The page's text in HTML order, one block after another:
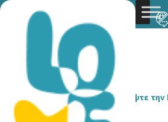
You are here:Home»Ανακαλύψτε
» IL CASTELLO RESTAURANT